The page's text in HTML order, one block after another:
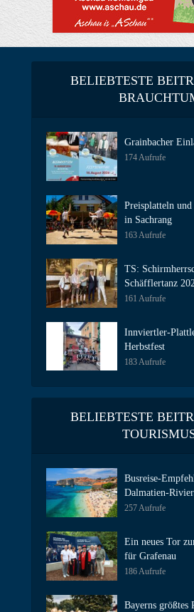
BELIEBTESTE
Grainbacher
174 Aufrufe
Preisplatteln
in Sachrang
163 Aufrufe
TS:
Schäfflertanz
161 Aufrufe
Innviertler-
Herbstfest
183 Aufrufe
BELIEBTESTE
Busreise-
Dalmatien-
257 Aufrufe
Ein neues Tor
für Grafenau
186 Aufrufe
Bayerns größtes